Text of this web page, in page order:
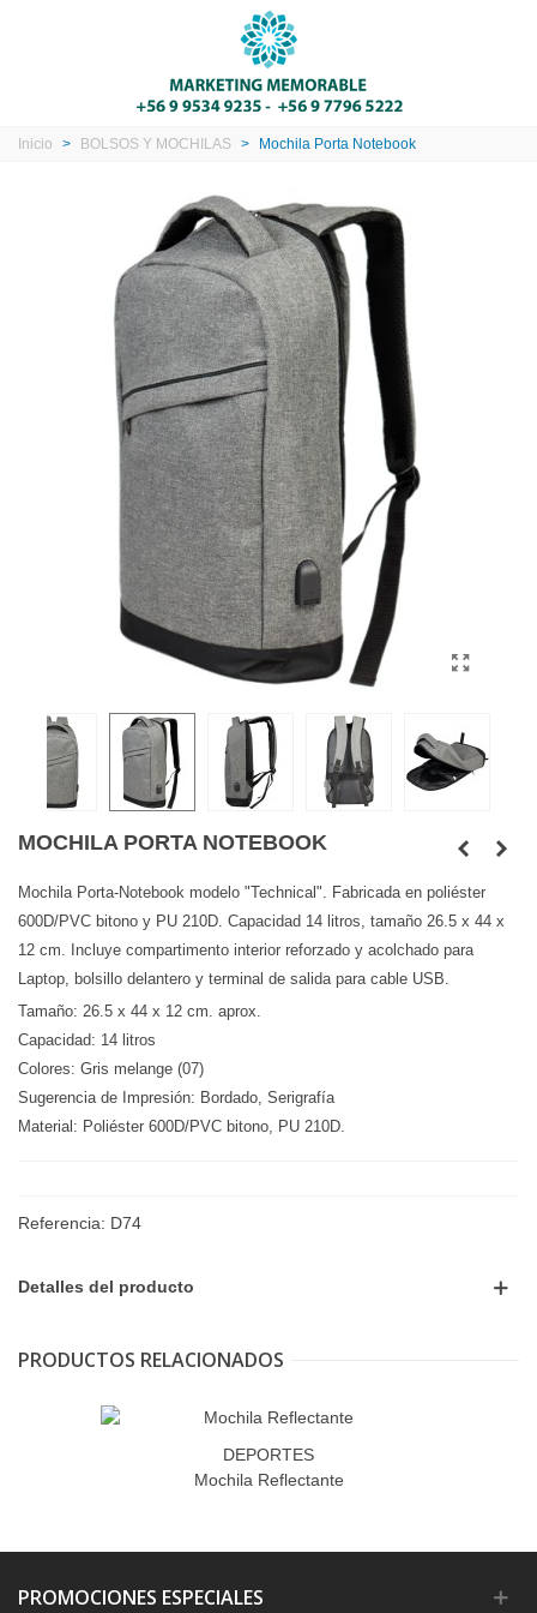
Inicio > BOLSOS Y MOCHILAS > Mochila Porta Notebook
MOCHILA PORTA NOTEBOOK
Mochila Porta-Notebook modelo "Technical". Fabricada en poliéster
600D/PVC bitono y PU 210D. Capacidad 14 litros, tamaño 26.5 x 44 x
12 cm. Incluye compartimento interior reforzado y acolchado para
Laptop, bolsillo delantero y terminal de salida para cable USB.
Tamaño: 26.5 x 44 x 12 cm. aprox.
Capacidad: 14 litros
Colores: Gris melange (07)
Sugerencia de Impresión: Bordado, Serigrafía
Material: Poliéster 600D/PVC bitono, PU 210D.
Referencia: D74
Detalles del producto
PRODUCTOS RELACIONADOS
DEPORTES
Mochila Reflectante
PROMOCIONES ESPECIALES